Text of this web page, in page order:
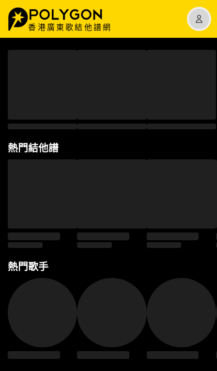
香港廣東歌結他譜網
熱門結他譜
熱門歌手